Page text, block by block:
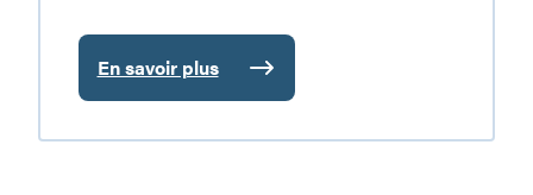
En savoir plus
:
Ça
sent